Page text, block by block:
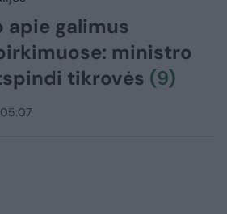
apie galimus
ministro
tikrovės (9)